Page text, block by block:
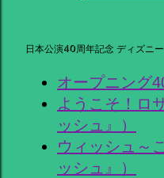
日本公演40周年記念 ディズニ
オープニング
ようこそ！ロ
ッシュ』）
ウィッシュ～
ッシュ』）